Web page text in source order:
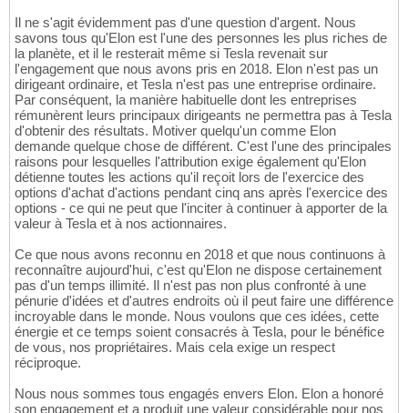
Il ne s'agit évidemment pas d'une question d'argent. Nous
savons tous qu'Elon est l'une des personnes les plus riches de
la planète, et il le resterait même si Tesla revenait sur
l'engagement que nous avons pris en 2018. Elon n'est pas un
dirigeant ordinaire, et Tesla n'est pas une entreprise ordinaire.
Par conséquent, la manière habituelle dont les entreprises
rémunèrent leurs principaux dirigeants ne permettra pas à Tesla
d'obtenir des résultats. Motiver quelqu'un comme Elon
demande quelque chose de différent. C'est l'une des principales
raisons pour lesquelles l'attribution exige également qu'Elon
détienne toutes les actions qu'il reçoit lors de l'exercice des
options d'achat d'actions pendant cinq ans après l'exercice des
options - ce qui ne peut que l'inciter à continuer à apporter de la
valeur à Tesla et à nos actionnaires.
Ce que nous avons reconnu en 2018 et que nous continuons à
reconnaître aujourd'hui, c'est qu'Elon ne dispose certainement
pas d'un temps illimité. Il n'est pas non plus confronté à une
pénurie d'idées et d'autres endroits où il peut faire une différence
incroyable dans le monde. Nous voulons que ces idées, cette
énergie et ce temps soient consacrés à Tesla, pour le bénéfice
de vous, nos propriétaires. Mais cela exige un respect
réciproque.
Nous nous sommes tous engagés envers Elon. Elon a honoré
son engagement et a produit une valeur considérable pour nos